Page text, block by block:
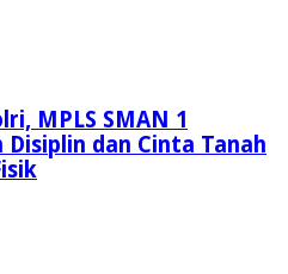
MPLS SMAN 1
dan Cinta Tanah